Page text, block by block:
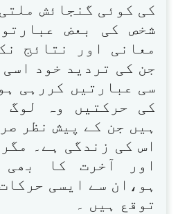
کی کوئی گنجائش
شخص کی بعض
معانی اور نتائج
جن کی تردید خود
سی عبارتیں کررہی
کی حرکتیں وہ لوگ
ہیں جن کے پیش نظر
اس کی زندگی ہے۔
اور آخرت کا بھی
ہو،ان سے ایسی
توقع ہیں ۔